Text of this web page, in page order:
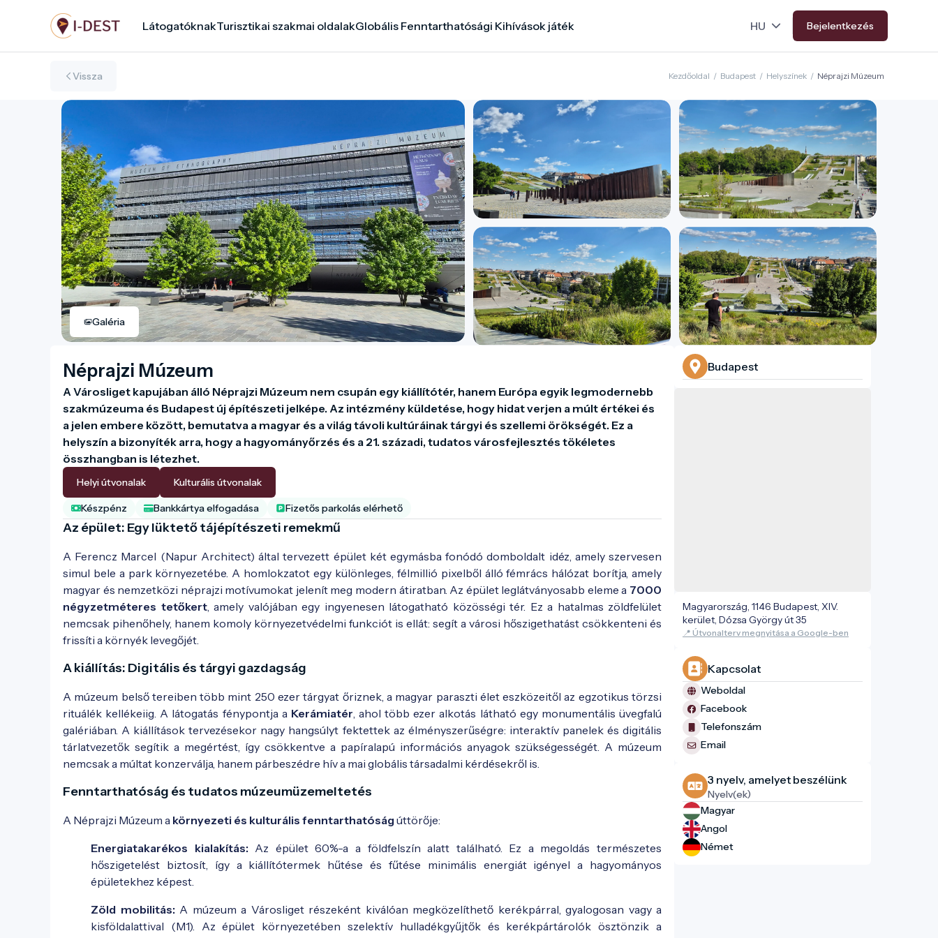
tartalomra
LátogatóknakTurisztikai szakmai oldalakGlobális Fenntarthatósági Kihívások játék Bejelentkezés
Vissza Kezdőoldal / Budapest / Helyszínek / Néprajzi Múzeum
Galéria
Néprajzi Múzeum
A Városliget kapujában álló Néprajzi Múzeum nem csupán egy kiállítótér, hanem Európa egyik legmodernebb
szakmúzeuma és Budapest új építészeti jelképe. Az intézmény küldetése, hogy hidat verjen a múlt értékei és
a jelen embere között, bemutatva a magyar és a világ távoli kultúráinak tárgyi és szellemi örökségét. Ez a
helyszín a bizonyíték arra, hogy a hagyományőrzés és a 21. századi, tudatos városfejlesztés tökéletes
összhangban is létezhet.
Helyi útvonalak Kulturális útvonalak
Készpénz Bankkártya elfogadása Fizetős parkolás elérhető
Az épület: Egy lüktető tájépítészeti remekmű
A Ferencz Marcel (Napur Architect) által tervezett épület két egymásba fonódó domboldalt idéz, amely szervesen
simul bele a park környezetébe. A homlokzatot egy különleges, félmillió pixelből álló fémrács hálózat borítja, amely
magyar és nemzetközi néprajzi motívumokat jelenít meg modern átiratban. Az épület leglátványosabb eleme a 7000
négyzetméteres tetőkert, amely valójában egy ingyenesen látogatható közösségi tér. Ez a hatalmas zöldfelület
nemcsak pihenőhely, hanem komoly környezetvédelmi funkciót is ellát: segít a városi hőszigethatást csökkenteni és
frissíti a környék levegőjét.
A kiállítás: Digitális és tárgyi gazdagság
A múzeum belső tereiben több mint 250 ezer tárgyat őriznek, a magyar paraszti élet eszközeitől az egzotikus törzsi
rituálék kellékeiig. A látogatás fénypontja a Kerámiatér , ahol több ezer alkotás látható egy monumentális üvegfalú
galériában. A kiállítások tervezésekor nagy hangsúlyt fektettek az élményszerűségre: interaktív panelek és digitális
tárlatvezetők segítik a megértést, így csökkentve a papíralapú információs anyagok szükségességét. A múzeum
nemcsak a múltat konzerválja, hanem párbeszédre hív a mai globális társadalmi kérdésekről is.
Fenntarthatóság és tudatos múzeumüzemeltetés
A Néprajzi Múzeum a környezeti és kulturális fenntarthatóság úttörője:
Energiatakarékos kialakítás: Az épület 60%-a a földfelszín alatt található. Ez a megoldás természetes
hőszigetelést biztosít, így a kiállítótermek hűtése és fűtése minimális energiát igényel a hagyományos
épületekhez képest.
Zöld mobilitás: A múzeum a Városliget részeként kiválóan megközelíthető kerékpárral, gyalogosan vagy a
kisföldalattival (M1). Az épület környezetében szelektív hulladékgyűjtők és kerékpártárolók ösztönzik a
Budapest
Magyarország, 1146 Budapest, XIV.
kerület, Dózsa György út 35
📍 Útvonalterv megnyitása a Google-ben
Kapcsolat
Weboldal
Facebook
Telefonszám
Email
3 nyelv, amelyet beszélünk
Nyelv(ek)
Magyar
Angol
Német